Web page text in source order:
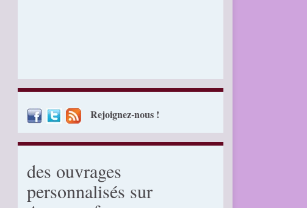
Rejoignez-nous !
des ouvrages
personnalisés sur